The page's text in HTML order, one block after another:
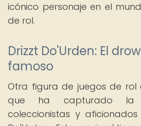
icónico personaje en el
de rol.
Drizzt Do'Urden: El
famoso
Otra figura de juegos de rol
que ha capturado la
coleccionistas y